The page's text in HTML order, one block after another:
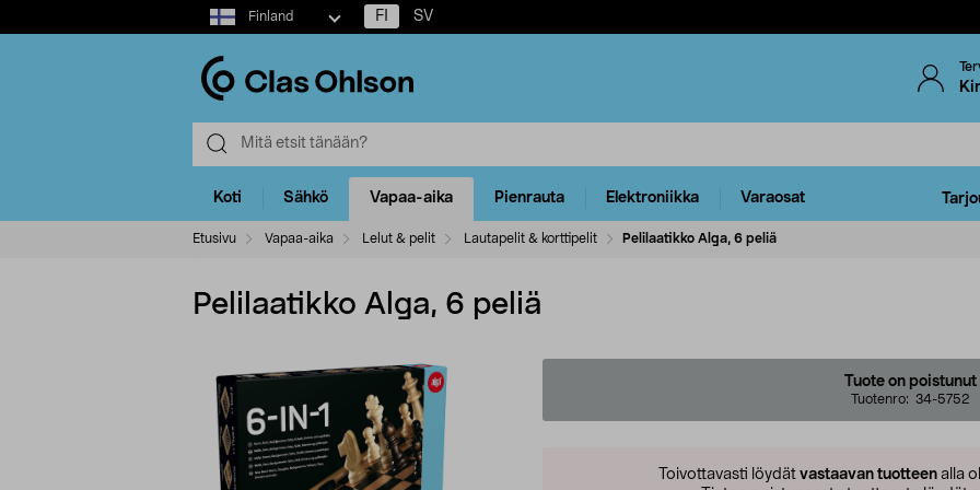
Select
market
Finland FI SV
Koti Sähkö Vapaa-aika Pienrauta Elektroniikka Varaosat
Etusivu Vapaa-aika Lelut & pelit Lautapelit & korttipelit Pelilaatikko Alga, 6 peliä
Pelilaatikko Alga, 6 peliä
Tuote on poistunut
Tuotenro: 34-5752
Toivottavasti löydät vastaavan tuotteen alla